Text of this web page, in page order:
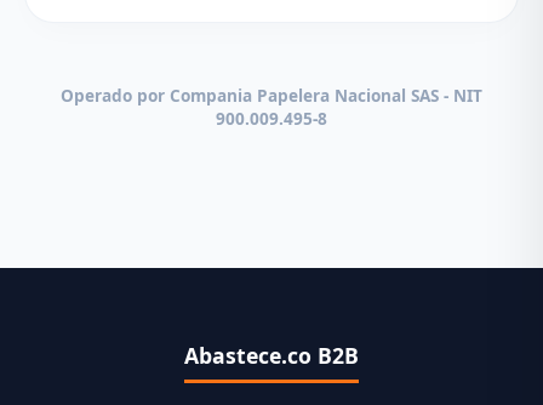
Operado por Compania Papelera Nacional SAS - NIT
900.009.495-8
Abastece.co B2B